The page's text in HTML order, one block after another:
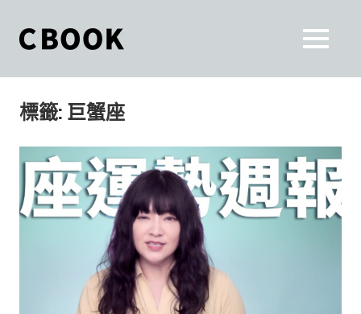
content
和
一
起
活
出
自
World.」
是
一
最
貼
MENU
標籤: 巨蟹座